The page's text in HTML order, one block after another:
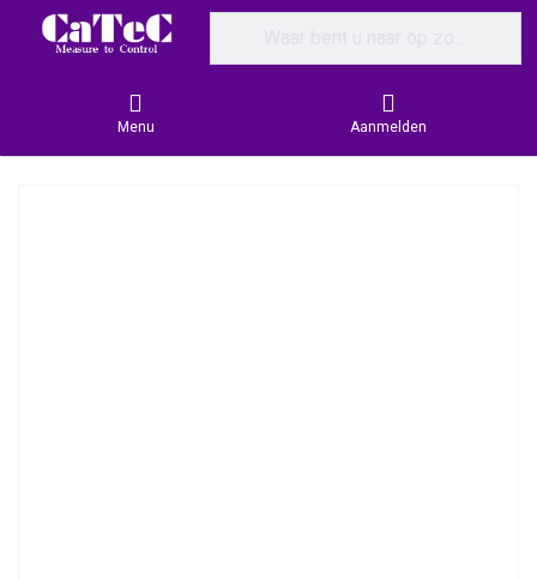
Menu Aanmelden